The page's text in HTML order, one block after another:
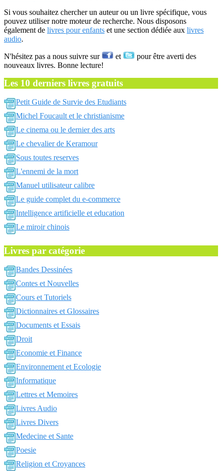
Si vous souhaitez chercher un auteur ou un livre spécifique, vous
pouvez utiliser notre moteur de recherche. Nous disposons
également de livres pour enfants et une section dédiée aux livres
audio.
N'hésitez pas a nous suivre sur et
pour être averti des
nouveaux livres. Bonne lecture!
Les 10 derniers livres gratuits
Petit Guide de Survie des Etudiants
Michel Foucault et le christianisme
Le cinema ou le dernier des arts
Le chevalier de Keramour
Sous toutes reserves
L'ennemi de la mort
Manuel utilisateur calibre
Le guide complet du e-commerce
Intelligence artificielle et education
Le miroir chinois
Livres par catégorie
Bandes Dessinées
Contes et Nouvelles
Cours et Tutoriels
Dictionnaires et Glossaires
Documents et Essais
Droit
Economie et Finance
Environnement et Ecologie
Informatique
Lettres et Memoires
Livres Audio
Livres Divers
Medecine et Sante
Poesie
Religion et Croyances